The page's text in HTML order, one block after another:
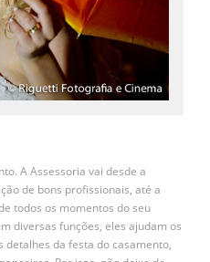
A Assessoria vai desde a
de bons profissionais, até a
todos os momentos do seu
diversas funções, eles ajudam os
detalhes da festa do casamento,